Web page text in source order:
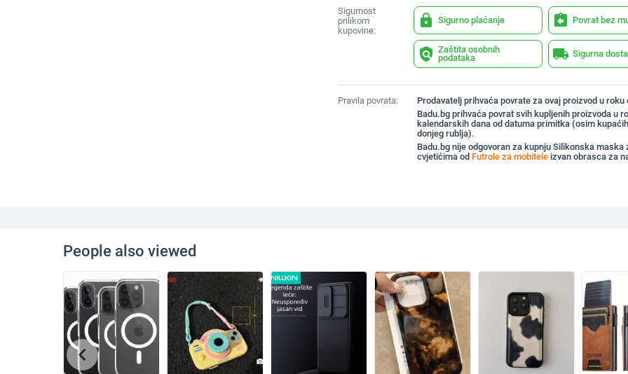
Sigurnost
prilikom
kupovine:
lock Sigurno plaćanje assignment_return Povrat bez
policy Zaštita osobnih
podataka
local_shipping Sigurna
Pravila povrata:
Prodavatelj prihvaća povrate za ovaj proizvod u roku
Badu.bg prihvaća povrat svih kupljenih proizvoda u
kalendarskih dana od datuma primitka (osim
donjeg rublja).
Badu.bg nije odgovoran za kupnju Silikonska maska
cvjetićima od Futrole za mobiteleizvan obrasca za
People also viewed
chevron_left